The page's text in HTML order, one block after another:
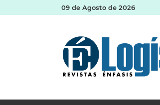
09 de Agosto de 2026